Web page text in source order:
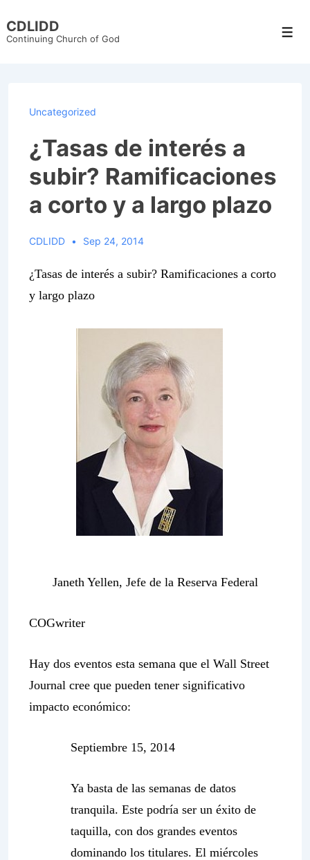
Skip
CDLIDD
Continuing Church of God
Uncategorized
¿Tasas de interés a
subir? Ramificaciones
a corto y a largo plazo
CDLIDD Sep 24, 2014
¿Tasas de interés a subir? Ramificaciones a corto
y largo plazo
Janeth Yellen, Jefe de la Reserva Federal
COGwriter
Hay dos eventos esta semana que el Wall Street
Journal cree que pueden tener significativo
impacto económico:
Septiembre 15, 2014
Ya basta de las semanas de datos
tranquila. Este podría ser un éxito de
taquilla, con dos grandes eventos
dominando los titulares. El miércoles